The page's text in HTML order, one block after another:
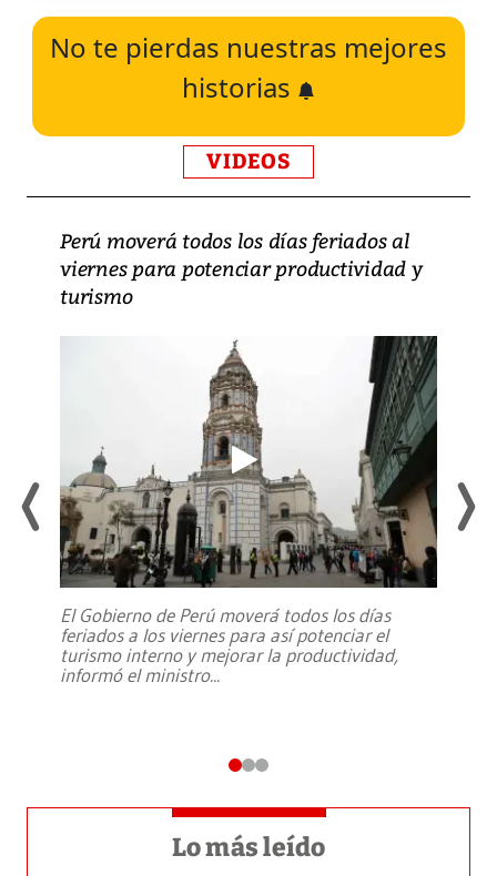
No te pierdas nuestras mejores
historias
VIDEOS
Perú moverá todos los días feriados al
viernes para potenciar productividad y
turismo
El Gobierno de Perú moverá todos los días
feriados a los viernes para así potenciar el
turismo interno y mejorar la productividad,
informó el ministro...
Lo más leído